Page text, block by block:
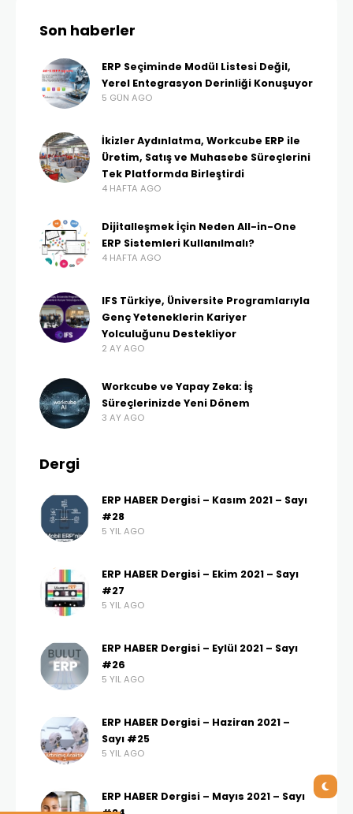
HOME SEKTÖRLER
Hidrolik ve Pnömatik
Sektöründe ERP
Çözümleri
WEBMASTER
10 YIL AGO
10 YIL AGO
Hidrolik ve pnömatik ürünler, makine imalat
sanayiinin en teknolojik ürünlerinden sayılır. Bu
gelişmesi de mümkün değildir veya paralel
gelişmiştir demek daha doğru olur. Ciddi oranda bir
mühendislik altyapısı gerektiren sektördeki karmaşık
süreçlerin doğru bir şekilde yönetilmesi konusunda
Danışmanı Ahmet Savaş Göktürk ile konuştuk.
sektöründe hiç ERP projesi
hayata geçirdiniz mi?
Evet. Hidrolik sistem ve elemanların üretimi ve
ticareti konusunda faaliyet gösteren başarılı bir proje
firma, Login ERP’den önce müşterilerine tekliflerini